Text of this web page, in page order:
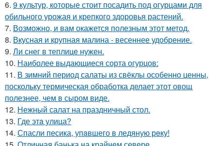
6. 9 культур, которые стоит посадить под огурцами для
обильного урожая и крепкого здоровья растений.
7. Возможно, и вам окажется полезным этот метод.
8. Вкусная и крупная малина - весеннее удобрение.
9. Ли снег в теплице нужен.
10. Наиболее выдающиеся сорта огурцов:
11. В зимний период салаты из свёклы особенно ценны,
поскольку термическая обработка делает этот овощ
полезнее, чем в сыром виде.
12. Нежный салат на праздничный стол.
13. Где этa улица?
14. Спасли песика, упaвшего в ледяную рeку!